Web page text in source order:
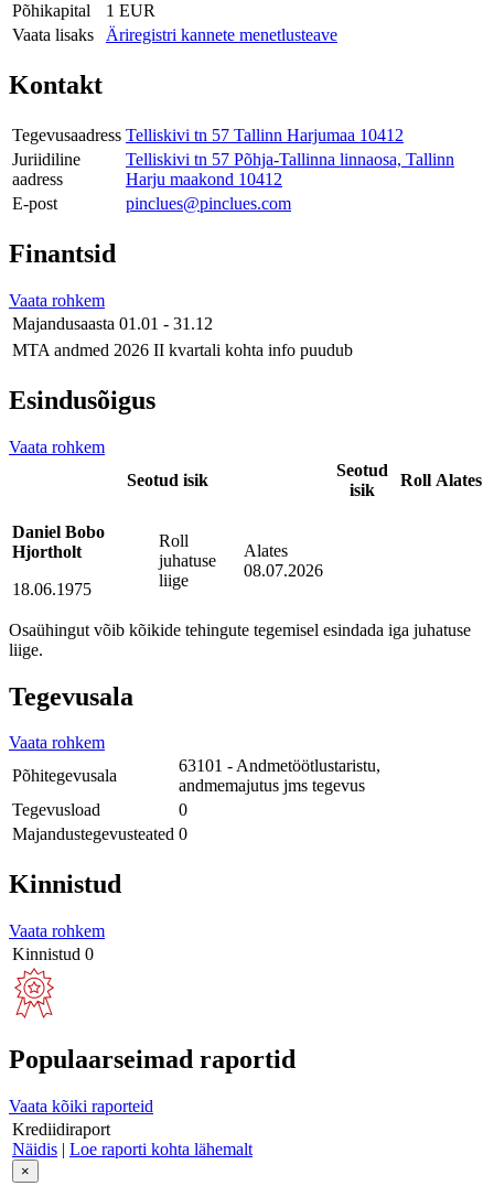
Põhikapital
1 EUR
Vaata lisaks
Äriregistri kannete menetlusteave
Kontakt
Tegevusaadress Telliskivi tn 57 Tallinn Harjumaa 10412
Juriidiline
aadress
Telliskivi tn 57 Põhja-Tallinna linnaosa, Tallinn
Harju maakond 10412
E-post
pinclues@pinclues.com
Finantsid
Vaata rohkem
Majandusaasta 01.01 - 31.12
MTA andmed 2026 II kvartali kohta info puudub
Esindusõigus
Vaata rohkem
Seotud isik
Seotud
isik
Roll Alates
Daniel Bobo
Hjortholt
18.06.1975
Roll
juhatuse
liige
Alates
08.07.2026
Osaühingut võib kõikide tehingute tegemisel esindada iga juhatuse
liige.
Tegevusala
Vaata rohkem
Põhitegevusala
63101 - Andmetöötlustaristu,
andmemajutus jms tegevus
Tegevusload
0
Majandustegevusteated 0
Kinnistud
Vaata rohkem
Kinnistud 0
Populaarseimad raportid
Vaata kõiki raporteid
Krediidiraport
Näidis | Loe raporti kohta lähemalt
×